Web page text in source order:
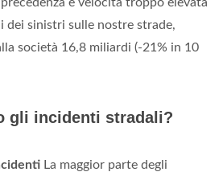
dei sinistri sulle nostre strade,
società 16,8 miliardi (-21% in 10
gli incidenti stradali?
La maggior parte degli